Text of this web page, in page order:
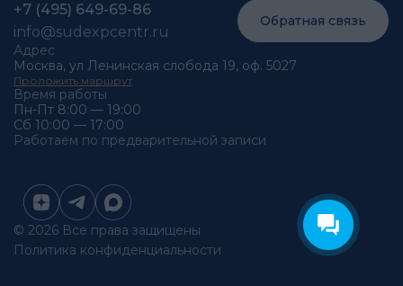
Адрес
Москва, ул Ленинская слобода 19, оф. 5027
Проложить маршрут
Время работы
Пн-Пт 8:00 — 19:00
Сб 10:00 — 17:00
Работаем по предварительной записи
+7 (495) 649-69-86
info@sudexpcentr.ru
Обратная связь
© 2026 Все права защищены
Политика конфиденциальности